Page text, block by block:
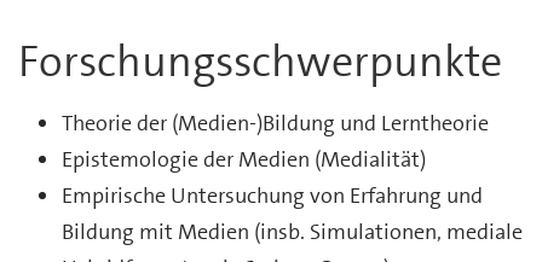
Forschungsschwerpunkte
Theorie der (Medien-)Bildung und Lerntheorie
Epistemologie der Medien (Medialität)
Empirische Untersuchung von Erfahrung und
Bildung mit Medien (insb. Simulationen, mediale